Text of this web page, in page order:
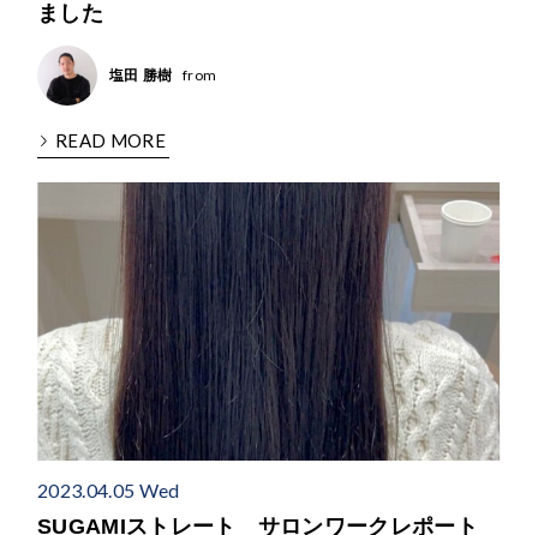
ました
塩田 勝樹 from
READ MORE
2023.04.05 Wed
SUGAMIストレート サロンワークレポート